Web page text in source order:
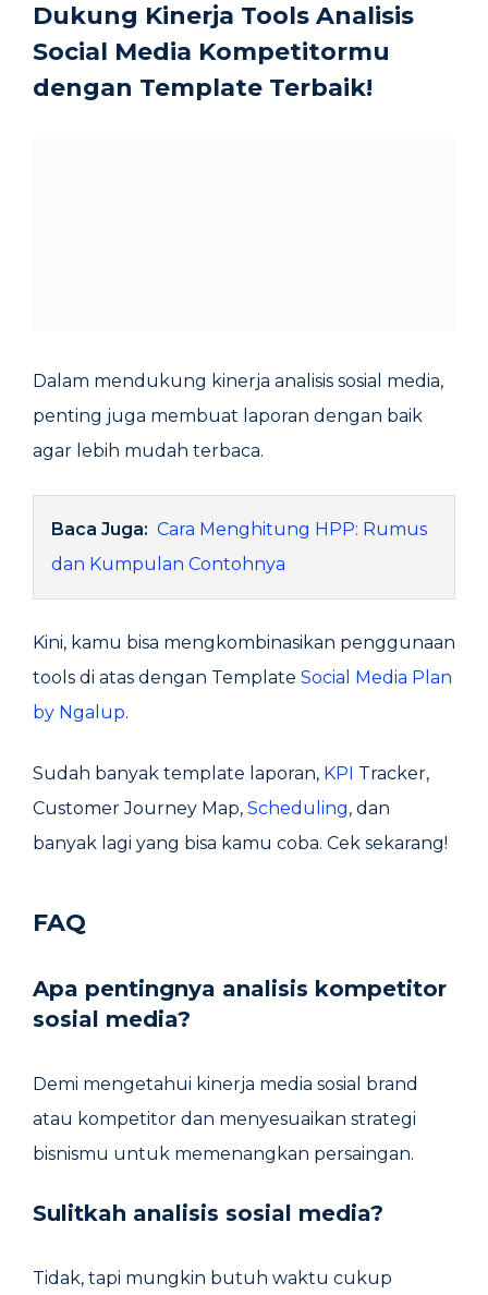
Dukung Kinerja Tools Analisis
Social Media Kompetitormu
dengan Template Terbaik!
Dalam mendukung kinerja analisis sosial media,
penting juga membuat laporan dengan baik
agar lebih mudah terbaca.
Baca Juga: Cara Menghitung HPP: Rumus
dan Kumpulan Contohnya
Kini, kamu bisa mengkombinasikan penggunaan
tools di atas dengan Template Social Media Plan
by Ngalup.
Sudah banyak template laporan, KPI Tracker,
Customer Journey Map, Scheduling, dan
banyak lagi yang bisa kamu coba. Cek sekarang!
FAQ
Apa pentingnya analisis kompetitor
sosial media?
Demi mengetahui kinerja media sosial brand
atau kompetitor dan menyesuaikan strategi
bisnismu untuk memenangkan persaingan.
Sulitkah analisis sosial media?
Tidak, tapi mungkin butuh waktu cukup